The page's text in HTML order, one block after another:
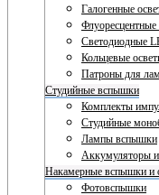
Галогенные
Флуоресцентные
Светодиодные
Кольцевые
Патроны для
Студийные вспышки
Комплекты
Студийные
Лампы вспышки
Аккумуляторы
Накамерные вспышки и
Фотовспышки